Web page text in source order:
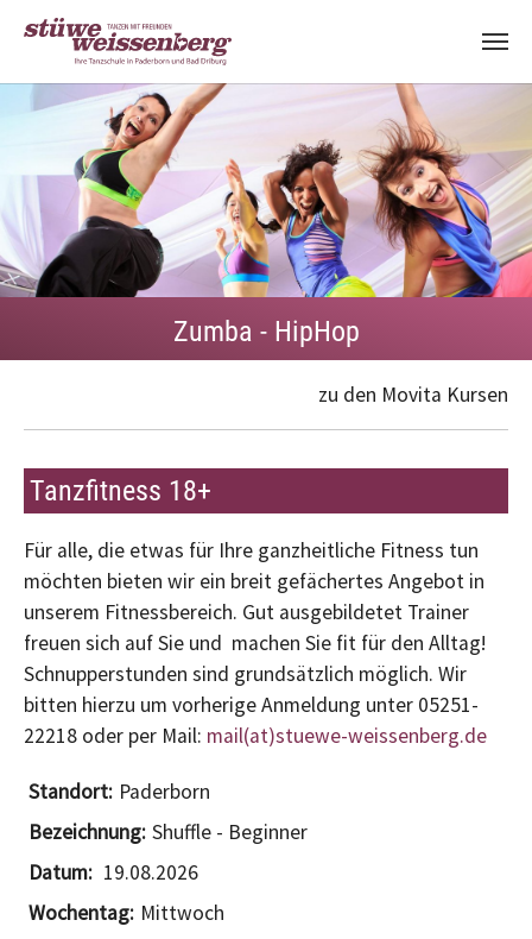
Zum Hauptinhalt springen
Zumba - HipHop
zu den Movita Kursen
Tanzfitness 18+
Für alle, die etwas für Ihre ganzheitliche Fitness tun
möchten bieten wir ein breit gefächertes Angebot in
unserem Fitnessbereich. Gut ausgebildetet Trainer
freuen sich auf Sie und machen Sie fit für den Alltag!
Schnupperstunden sind grundsätzlich möglich. Wir
bitten hierzu um vorherige Anmeldung unter 05251-
22218 oder per Mail: mail(at)stuewe-weissenberg.de
Paderborn
Shuffle - Beginner
19.08.2026
Mittwoch